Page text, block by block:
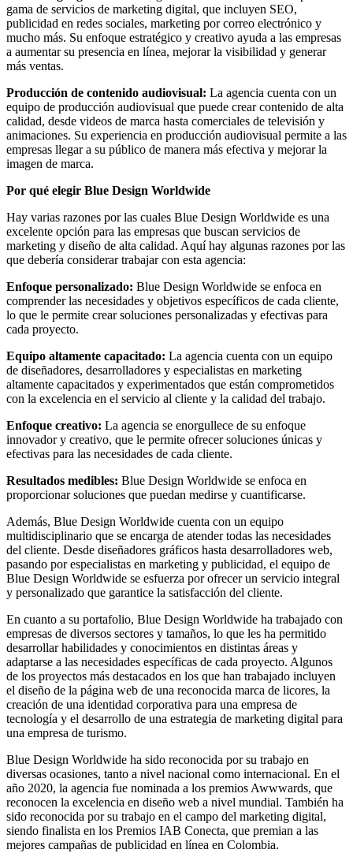
gama de servicios de marketing digital, que incluyen SEO,
publicidad en redes sociales, marketing por correo electrónico y
mucho más. Su enfoque estratégico y creativo ayuda a las empresas
a aumentar su presencia en línea, mejorar la visibilidad y generar
más ventas.
Producción de contenido audiovisual: La agencia cuenta con un
equipo de producción audiovisual que puede crear contenido de alta
calidad, desde videos de marca hasta comerciales de televisión y
animaciones. Su experiencia en producción audiovisual permite a las
empresas llegar a su público de manera más efectiva y mejorar la
imagen de marca.
Por qué elegir Blue Design Worldwide
Hay varias razones por las cuales Blue Design Worldwide es una
excelente opción para las empresas que buscan servicios de
marketing y diseño de alta calidad. Aquí hay algunas razones por las
que debería considerar trabajar con esta agencia:
Enfoque personalizado: Blue Design Worldwide se enfoca en
comprender las necesidades y objetivos específicos de cada cliente,
lo que le permite crear soluciones personalizadas y efectivas para
cada proyecto.
Equipo altamente capacitado: La agencia cuenta con un equipo
de diseñadores, desarrolladores y especialistas en marketing
altamente capacitados y experimentados que están comprometidos
con la excelencia en el servicio al cliente y la calidad del trabajo.
Enfoque creativo: La agencia se enorgullece de su enfoque
innovador y creativo, que le permite ofrecer soluciones únicas y
efectivas para las necesidades de cada cliente.
Resultados medibles: Blue Design Worldwide se enfoca en
proporcionar soluciones que puedan medirse y cuantificarse.
Además, Blue Design Worldwide cuenta con un equipo
multidisciplinario que se encarga de atender todas las necesidades
del cliente. Desde diseñadores gráficos hasta desarrolladores web,
pasando por especialistas en marketing y publicidad, el equipo de
Blue Design Worldwide se esfuerza por ofrecer un servicio integral
y personalizado que garantice la satisfacción del cliente.
En cuanto a su portafolio, Blue Design Worldwide ha trabajado con
empresas de diversos sectores y tamaños, lo que les ha permitido
desarrollar habilidades y conocimientos en distintas áreas y
adaptarse a las necesidades específicas de cada proyecto. Algunos
de los proyectos más destacados en los que han trabajado incluyen
el diseño de la página web de una reconocida marca de licores, la
creación de una identidad corporativa para una empresa de
tecnología y el desarrollo de una estrategia de marketing digital para
una empresa de turismo.
Blue Design Worldwide ha sido reconocida por su trabajo en
diversas ocasiones, tanto a nivel nacional como internacional. En el
año 2020, la agencia fue nominada a los premios Awwwards, que
reconocen la excelencia en diseño web a nivel mundial. También ha
sido reconocida por su trabajo en el campo del marketing digital,
siendo finalista en los Premios IAB Conecta, que premian a las
mejores campañas de publicidad en línea en Colombia.